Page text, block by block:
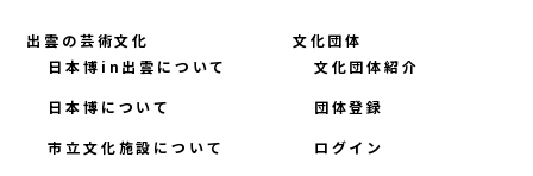
出雲の芸術文化
日本博in出雲について
日本博について
市立文化施設について
文化団体
文化団体紹介
団体登録
ログイン